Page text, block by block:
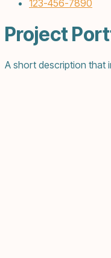
123-456-7890
Project
A short description that